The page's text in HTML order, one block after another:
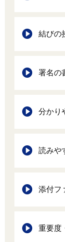
結びの
署名の
分かり
読みや
添付フ
重要度